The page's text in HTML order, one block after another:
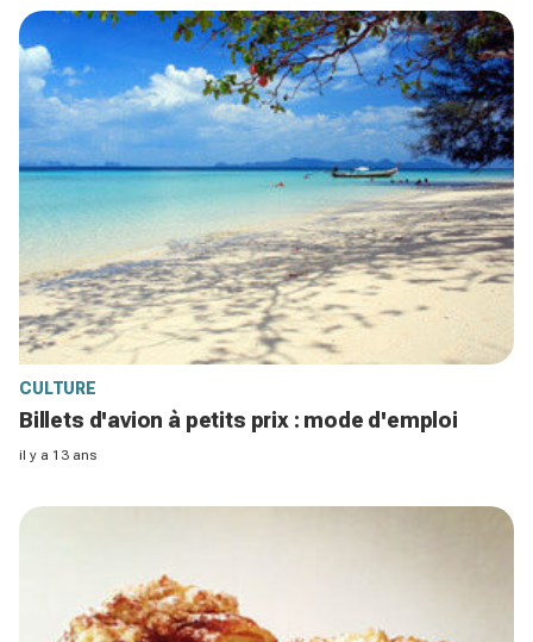
CULTURE
Billets d'avion à petits prix : mode d'emploi
il y a 13 ans